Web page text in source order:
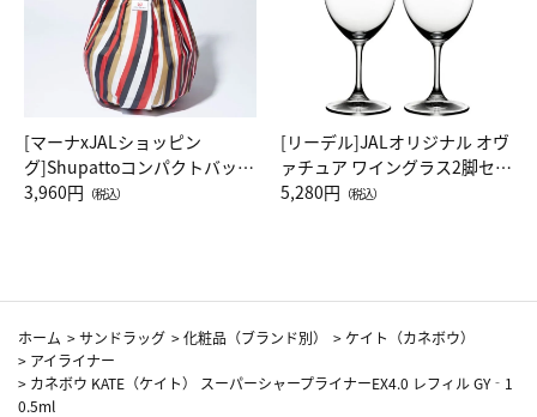
[マーナxJALショッピン
グ]Shupattoコンパクトバッグ
Drop JAL客室乗務員（LC）ス
3,960円 （税込）
[リーデル]JALオリジナル オヴ
ァチュア ワイングラス2脚セッ
ト（レッドワイン）
5,280円 （税込）
ホーム >サンドラッグ >化粧品（ブランド別） > ケイト（カネボウ）
> アイライナー
> カネボウ KATE（ケイト） スーパーシャープライナーEX4.0 レフィル GY‐1
0.5ml